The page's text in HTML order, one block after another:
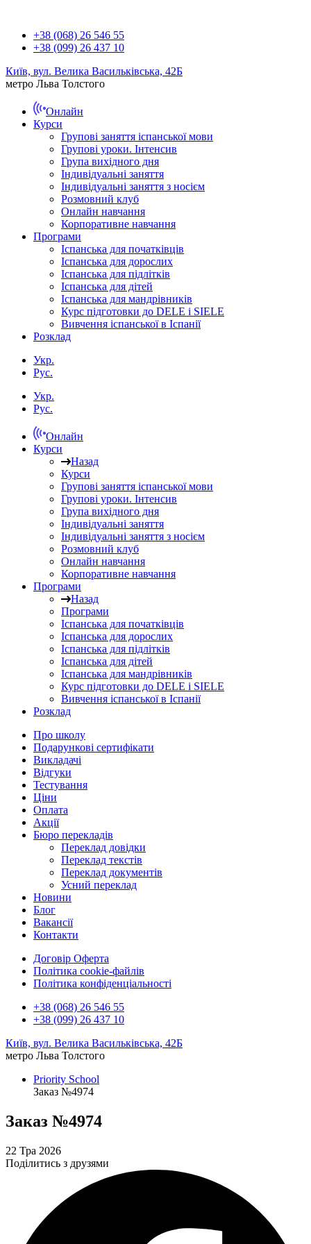
+38 (068) 26 546 55
+38 (099) 26 437 10
Київ, вул. Велика Васильківська, 42Б
метро Льва Толстого
Онлайн
Курси
Групові заняття іспанської мови
Групові уроки. Інтенсив
Група вихідного дня
Індивідуальні заняття
Індивідуальні заняття з носієм
Розмовний клуб
Онлайн навчання
Корпоративне навчання
Програми
Іспанська для початківців
Іспанська для дорослих
Іспанська для підлітків
Іспанська для дітей
Іспанська для мандрівників
Курс підготовки до DELE і SIELE
Вивчення іспанської в Іспанії
Розклад
Укр.
Рус.
Укр.
Рус.
Онлайн
Курси
Назад
Курси
Групові заняття іспанської мови
Групові уроки. Інтенсив
Група вихідного дня
Індивідуальні заняття
Індивідуальні заняття з носієм
Розмовний клуб
Онлайн навчання
Корпоративне навчання
Програми
Назад
Програми
Іспанська для початківців
Іспанська для дорослих
Іспанська для підлітків
Іспанська для дітей
Іспанська для мандрівників
Курс підготовки до DELE і SIELE
Вивчення іспанської в Іспанії
Розклад
Про школу
Подарункові сертифікати
Викладачі
Відгуки
Тестування
Ціни
Оплата
Акції
Бюро перекладів
Переклад довідки
Переклад текстів
Переклад документів
Усний переклад
Новини
Блог
Вакансії
Контакти
Договір Оферта
Політика cookie-файлів
Політика конфіденціальності
+38 (068) 26 546 55
+38 (099) 26 437 10
Київ, вул. Велика Васильківська, 42Б
метро Льва Толстого
Priority School
Заказ №4974
Заказ №4974
22 Тра 2026
Поділитись з друзями